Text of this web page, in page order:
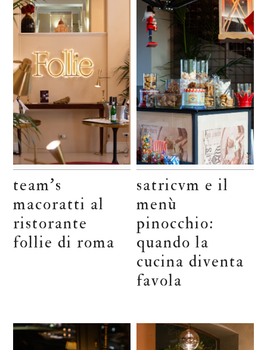
team’s
macoratti al
ristorante
follie di roma
satricvm e il
menù
pinocchio:
quando la
cucina diventa
favola